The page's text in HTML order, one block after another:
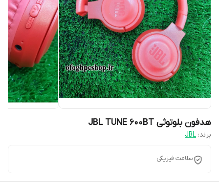
هدفون بلوتوثی JBL TUNE 600BT
برند: JBL
سلامت فیزیکی